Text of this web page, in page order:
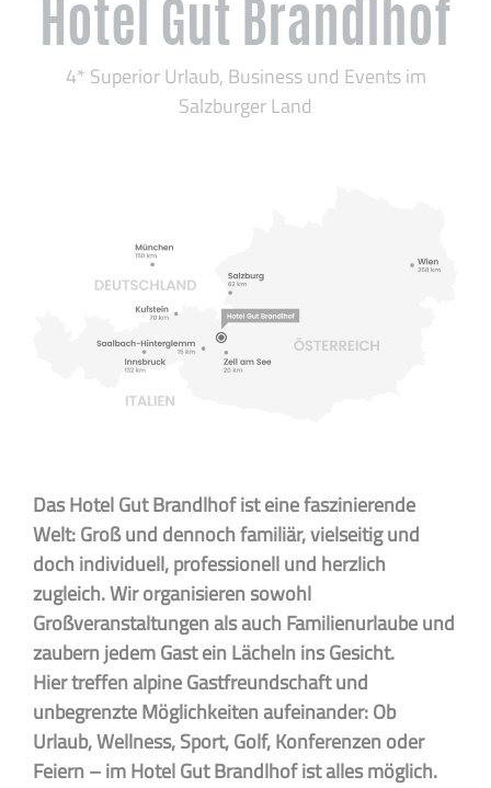
Hotel Gut Brandlhof
4* Superior Urlaub, Business und Events im
Salzburger Land
Das Hotel Gut Brandlhof ist eine faszinierende
Welt: Groß und dennoch familiär, vielseitig und
doch individuell, professionell und herzlich
zugleich. Wir organisieren sowohl
Großveranstaltungen als auch Familienurlaube und
zaubern jedem Gast ein Lächeln ins Gesicht.
Hier treffen alpine Gastfreundschaft und
unbegrenzte Möglichkeiten aufeinander: Ob
Urlaub, Wellness, Sport, Golf, Konferenzen oder
Feiern – im Hotel Gut Brandlhof ist alles möglich.